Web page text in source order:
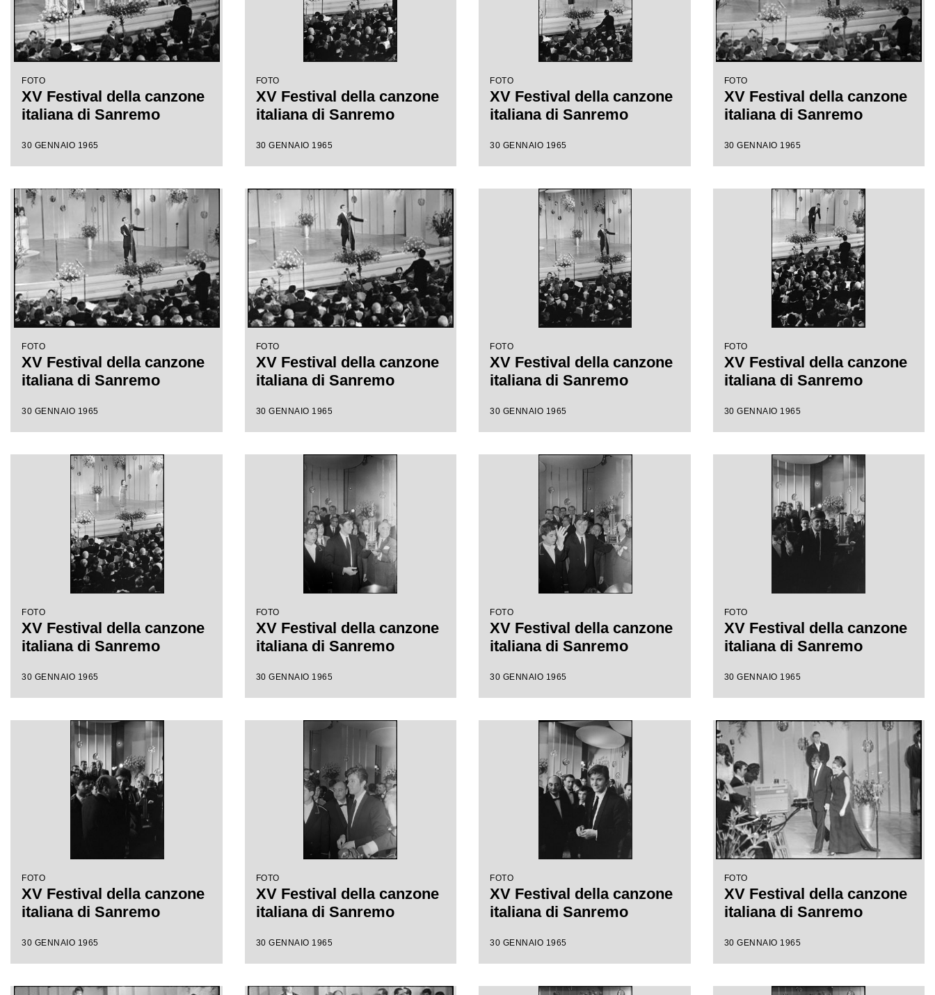
FOTO
XV Festival della canzone
italiana di Sanremo
30 GENNAIO 1965
FOTO
XV Festival della canzone
italiana di Sanremo
30 GENNAIO 1965
FOTO
XV Festival della canzone
italiana di Sanremo
30 GENNAIO 1965
FOTO
XV Festival della canzone
italiana di Sanremo
30 GENNAIO 1965
FOTO
XV Festival della canzone
italiana di Sanremo
30 GENNAIO 1965
FOTO
XV Festival della canzone
italiana di Sanremo
30 GENNAIO 1965
FOTO
XV Festival della canzone
italiana di Sanremo
30 GENNAIO 1965
FOTO
XV Festival della canzone
italiana di Sanremo
30 GENNAIO 1965
FOTO
XV Festival della canzone
italiana di Sanremo
30 GENNAIO 1965
FOTO
XV Festival della canzone
italiana di Sanremo
30 GENNAIO 1965
FOTO
XV Festival della canzone
italiana di Sanremo
30 GENNAIO 1965
FOTO
XV Festival della canzone
italiana di Sanremo
30 GENNAIO 1965
FOTO
XV Festival della canzone
italiana di Sanremo
30 GENNAIO 1965
FOTO
XV Festival della canzone
italiana di Sanremo
30 GENNAIO 1965
FOTO
XV Festival della canzone
italiana di Sanremo
30 GENNAIO 1965
FOTO
XV Festival della canzone
italiana di Sanremo
30 GENNAIO 1965